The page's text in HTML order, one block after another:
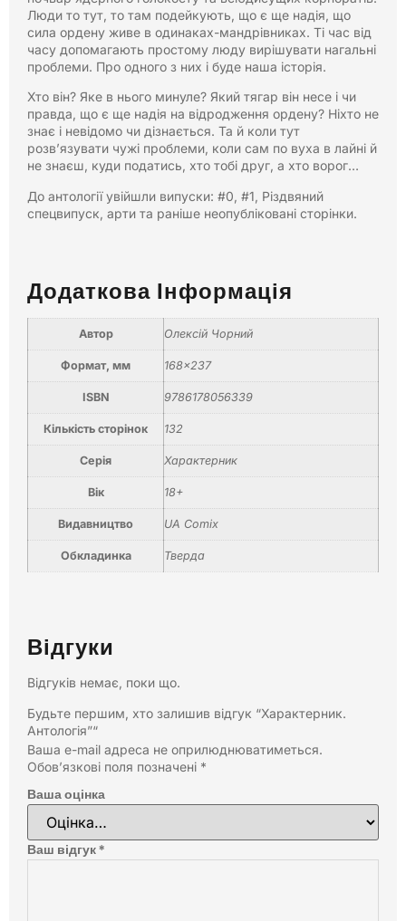
Люди то тут, то там подейкують, що є ще надія, що
сила ордену живе в одинаках-мандрівниках. Ті час від
часу допомагають простому люду вирішувати нагальні
проблеми. Про одного з них і буде наша історія.
Хто він? Яке в нього минуле? Який тягар він несе і чи
правда, що є ще надія на відродження ордену? Ніхто не
знає і невідомо чи дізнається. Та й коли тут
розв’язувати чужі проблеми, коли сам по вуха в лайні й
не знаєш, куди податись, хто тобі друг, а хто ворог…
До антології увійшли випуски: #0, #1, Різдвяний
спецвипуск, арти та раніше неопубліковані сторінки.
Додаткова Інформація
Автор Олексій Чорний
Формат, мм 168×237
ISBN 9786178056339
Кількість сторінок 132
Серія Характерник
Вік 18+
Видавництво UA Comix
Обкладинка Тверда
Відгуки
Відгуків немає, поки що.
Будьте першим, хто залишив відгук “Характерник.
Антологія”“
Ваша e-mail адреса не оприлюднюватиметься.
Обов’язкові поля позначені *
Ваша оцінка
Ваш відгук*